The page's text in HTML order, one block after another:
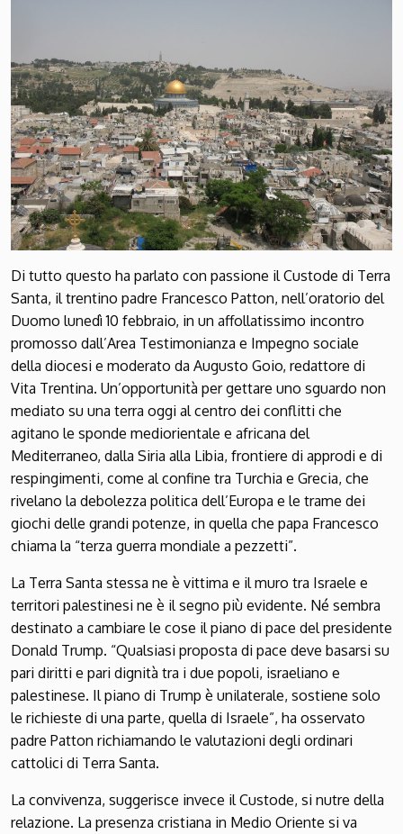
Di tutto questo ha parlato con passione il Custode di Terra
Santa, il trentino padre Francesco Patton, nell’oratorio del
Duomo lunedì 10 febbraio, in un affollatissimo incontro
promosso dall’Area Testimonianza e Impegno sociale
della diocesi e moderato da Augusto Goio, redattore di
Vita Trentina. Un’opportunità per gettare uno sguardo non
mediato su una terra oggi al centro dei conflitti che
agitano le sponde mediorientale e africana del
Mediterraneo, dalla Siria alla Libia, frontiere di approdi e di
respingimenti, come al confine tra Turchia e Grecia, che
rivelano la debolezza politica dell’Europa e le trame dei
giochi delle grandi potenze, in quella che papa Francesco
chiama la “terza guerra mondiale a pezzetti”.
La Terra Santa stessa ne è vittima e il muro tra Israele e
territori palestinesi ne è il segno più evidente. Né sembra
destinato a cambiare le cose il piano di pace del presidente
Donald Trump. “Qualsiasi proposta di pace deve basarsi su
pari diritti e pari dignità tra i due popoli, israeliano e
palestinese. Il piano di Trump è unilaterale, sostiene solo
le richieste di una parte, quella di Israele”, ha osservato
padre Patton richiamando le valutazioni degli ordinari
cattolici di Terra Santa.
La convivenza, suggerisce invece il Custode, si nutre della
relazione. La presenza cristiana in Medio Oriente si va